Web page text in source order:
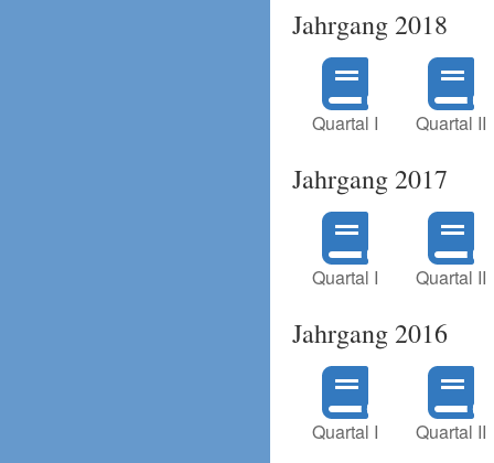
Jahrgang 2018
Quartal I Quartal II
Jahrgang 2017
Quartal I Quartal II
Jahrgang 2016
Quartal I Quartal II